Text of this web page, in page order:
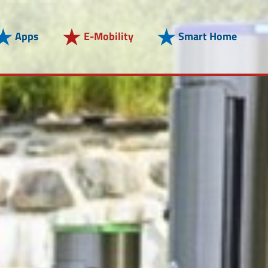
Apps E-Mobility Smart Home